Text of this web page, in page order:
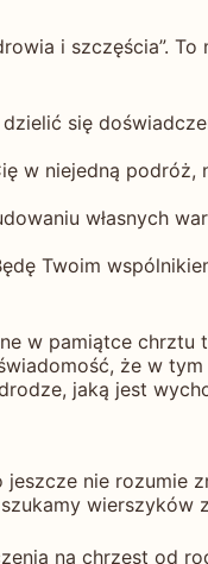
i szczęścia”.
się
w niejedną
własnych
Twoim
w pamiątce
że w
jaką jest
nie rozumie
wierszyków
na chrzest od